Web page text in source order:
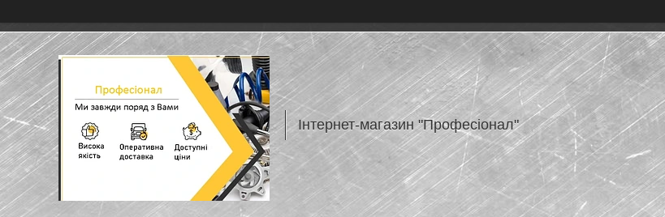
Інтернет-магазин "Професіонал"